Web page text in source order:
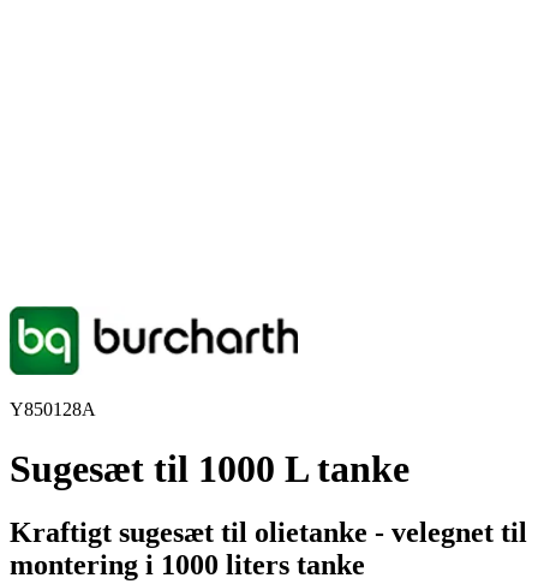
Y850128A
Sugesæt til 1000 L tanke
Kraftigt sugesæt til olietanke - velegnet til
montering i 1000 liters tanke